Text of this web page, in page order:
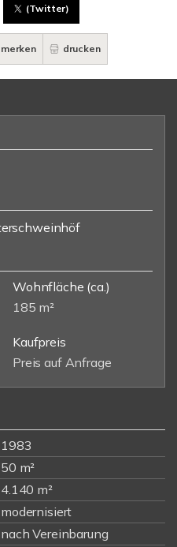
(Twitter)
merken drucken
Wohnfläche (ca.)
185 m²
Kaufpreis
Preis auf Anfrage
1983
50 m²
4.140 m²
modernisiert
nach Vereinbarung